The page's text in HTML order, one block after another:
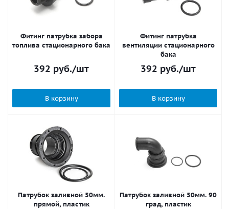
Фитинг патрубка забора
топлива стационарного бака
392 руб./шт
В корзину
Фитинг патрубка
вентиляции стационарного
бака
392 руб./шт
В корзину
Патрубок заливной 50мм.
прямой, пластик
Патрубок заливной 50мм. 90
град, пластик